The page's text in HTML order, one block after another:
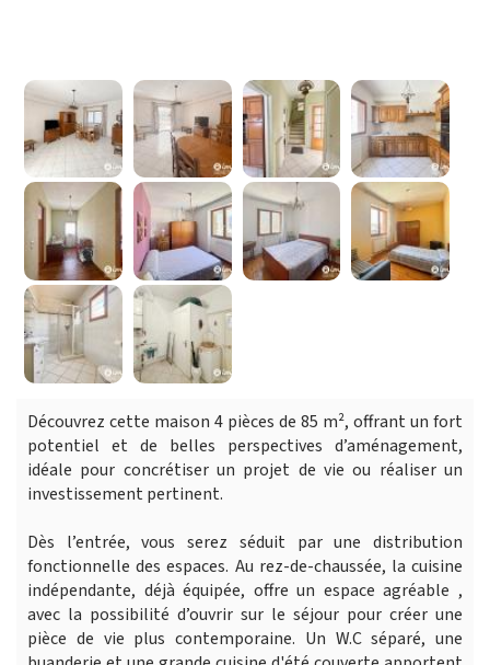
Découvrez cette maison 4 pièces de 85 m², offrant un fort
potentiel et de belles perspectives d’aménagement,
idéale pour concrétiser un projet de vie ou réaliser un
investissement pertinent.
Dès l’entrée, vous serez séduit par une distribution
fonctionnelle des espaces. Au rez-de-chaussée, la cuisine
indépendante, déjà équipée, offre un espace agréable ,
avec la possibilité d’ouvrir sur le séjour pour créer une
pièce de vie plus contemporaine. Un W.C séparé, une